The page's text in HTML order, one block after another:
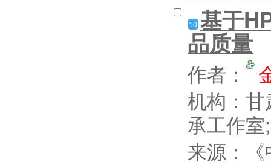
10 基于
品质量
作者：
机构：
承工作
来源：